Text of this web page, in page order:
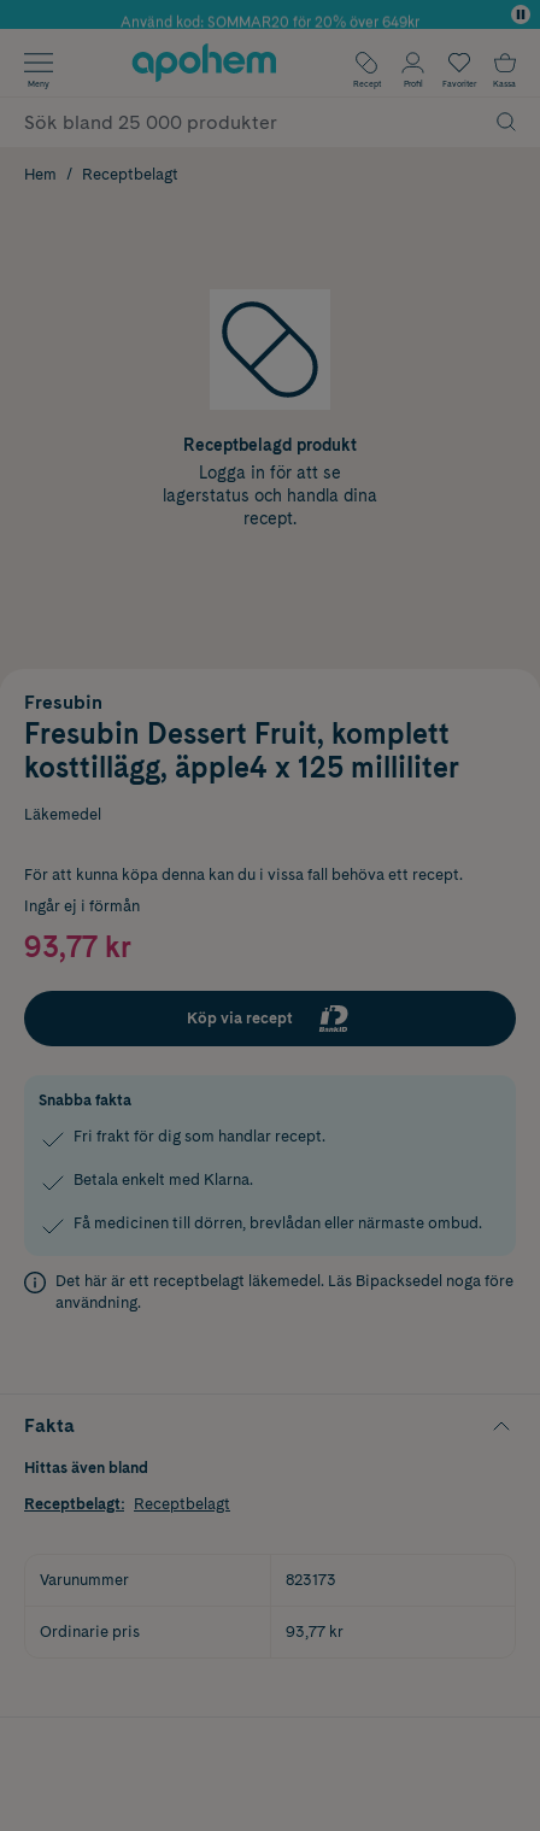
Årets Butik 2025 inom Skönhet
Använd kod: SOMMAR20 för 20% över 649kr
✓ Fri frakt
✓ Poäng på alla köp*
Meny Recept Profil Favoriter Kassa
Hem Receptbelagt
Receptbelagd produkt
Logga in för att se
lagerstatus och handla dina
recept.
Fresubin
Fresubin Dessert Fruit, komplett
kosttillägg, äpple4 x 125 milliliter
Läkemedel
För att kunna köpa denna kan du i vissa fall behöva ett recept.
Ingår ej i förmån
93,77 kr
Köp via recept
Snabba fakta
Fri frakt för dig som handlar recept.
Betala enkelt med Klarna.
Få medicinen till dörren, brevlådan eller närmaste ombud.
Det här är ett receptbelagt läkemedel. Läs Bipacksedel noga före
användning.
Fakta
Hittas även bland
Receptbelagt: Receptbelagt
Varunummer 823173
Ordinarie pris 93,77 kr